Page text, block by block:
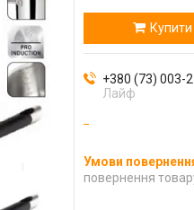
Купити
+380 (73) 003-
Лайф
повернення